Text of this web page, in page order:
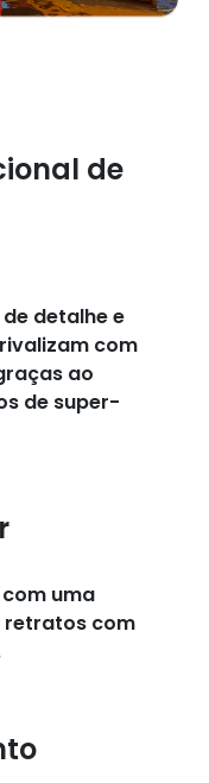
de
detalhe e
com
ao
de super-
uma
retratos com